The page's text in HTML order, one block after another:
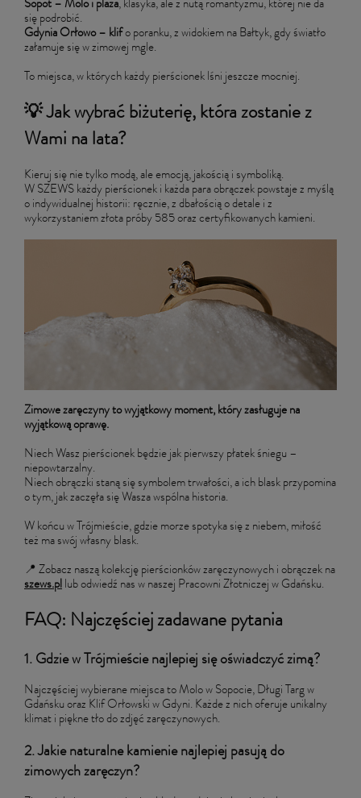
Sopot – Molo i plaża, klasyka, ale z nutą romantyzmu, której nie da
się podrobić.
Gdynia Orłowo – klif o poranku, z widokiem na Bałtyk, gdy światło
załamuje się w zimowej mgle.
To miejsca, w których każdy pierścionek lśni jeszcze mocniej.
💡 Jak wybrać biżuterię, która zostanie z
Wami na lata?
Kieruj się nie tylko modą, ale emocją, jakością i symboliką.
W SZEWS każdy pierścionek i każda para obrączek powstaje z myślą
o indywidualnej historii: ręcznie, z dbałością o detale i z
wykorzystaniem złota próby 585 oraz certyfikowanych kamieni.
Zimowe zaręczyny to wyjątkowy moment, który zasługuje na
wyjątkową oprawę.
Niech Wasz pierścionek będzie jak pierwszy płatek śniegu –
niepowtarzalny.
Niech obrączki staną się symbolem trwałości, a ich blask przypomina
o tym, jak zaczęła się Wasza wspólna historia.
W końcu w Trójmieście, gdzie morze spotyka się z niebem, miłość
też ma swój własny blask.
📍 Zobacz naszą kolekcję pierścionków zaręczynowych i obrączek na
szews.pl lub odwiedź nas w naszej Pracowni Złotniczej w Gdańsku.
FAQ: Najczęściej zadawane pytania
1. Gdzie w Trójmieście najlepiej się oświadczyć zimą?
Najczęściej wybierane miejsca to Molo w Sopocie, Długi Targ w
Gdańsku oraz Klif Orłowski w Gdyni. Każde z nich oferuje unikalny
klimat i piękne tło do zdjęć zaręczynowych.
2. Jakie naturalne kamienie najlepiej pasują do
zimowych zaręczyn?